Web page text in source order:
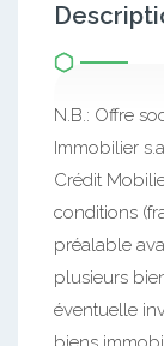
N.B.: Offre
Immobilier
Crédit
conditions
préalable
plusieurs
éventuelle